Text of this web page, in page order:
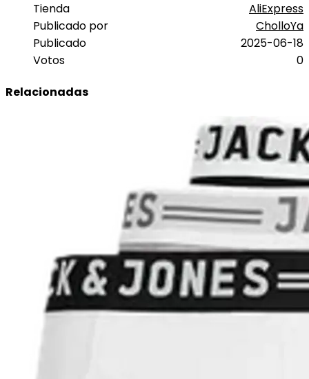
Tienda
AliExpress
Publicado por
CholloYa
Publicado
2025-06-18
Votos
0
Relacionadas